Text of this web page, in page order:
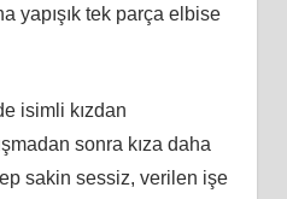
yapışık tek parça elbise
isimli kızdan
sonra kıza daha
sakin sessiz, verilen işe